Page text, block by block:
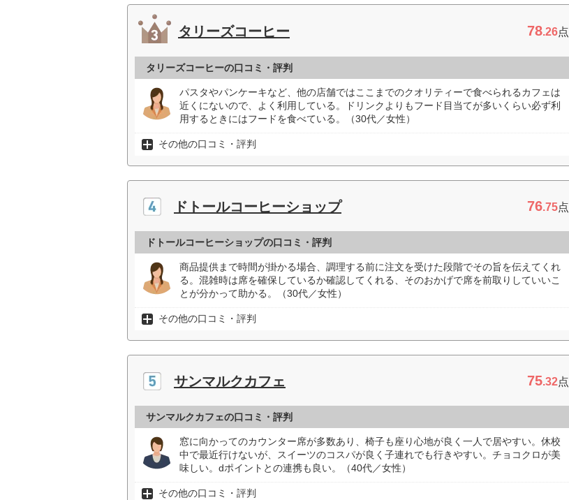
タリーズコーヒー 78.26点
タリーズコーヒーの口コミ・評判
パスタやパンケーキなど、他の店舗ではここまでのクオリティーで食べられるカフェは
近くにないので、よく利用している。ドリンクよりもフード目当てが多いくらい必ず利
用するときにはフードを食べている。（30代／女性）
その他の口コミ・評判
ドトールコーヒーショップ 76.75点
ドトールコーヒーショップの口コミ・評判
商品提供まで時間が掛かる場合、調理する前に注文を受けた段階でその旨を伝えてくれ
る。混雑時は席を確保しているか確認してくれる、そのおかげで席を前取りしていいこ
とが分かって助かる。（30代／女性）
その他の口コミ・評判
サンマルクカフェ 75.32点
サンマルクカフェの口コミ・評判
窓に向かってのカウンター席が多数あり、椅子も座り心地が良く一人で居やすい。休校
中で最近行けないが、スイーツのコスパが良く子連れでも行きやすい。チョコクロが美
味しい。dポイントとの連携も良い。（40代／女性）
その他の口コミ・評判